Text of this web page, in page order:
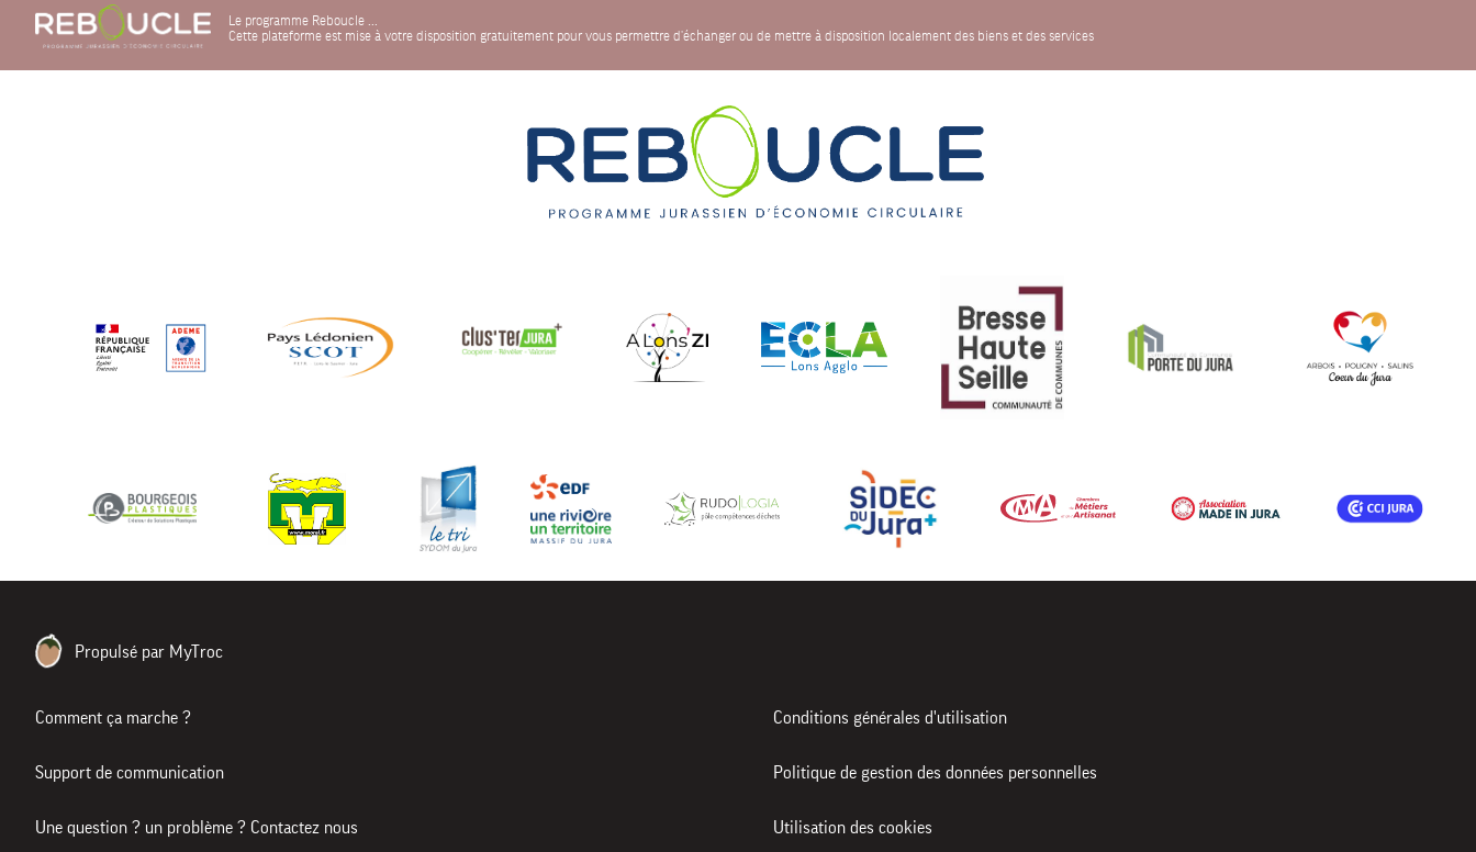
Le programme Reboucle ...
Cette plateforme est mise à votre disposition gratuitement pour vous permettre d'échanger ou de mettre à disposition localement des biens et des services
Propulsé par MyTroc
Comment ça marche ?
Support de communication
Une question ? un problème ? Contactez nous
Conditions générales d'utilisation
Politique de gestion des données personnelles
Utilisation des cookies